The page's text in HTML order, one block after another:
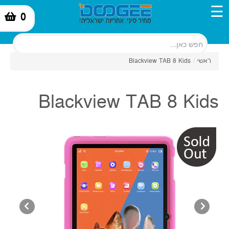
0 ☰
ראשי /
Blackview TAB 8 Kids
Blackview TAB 8 Kids